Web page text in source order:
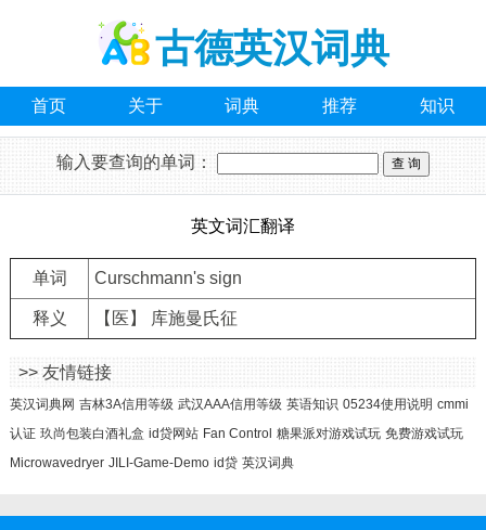
古德英汉词典
首页 关于 词典 推荐 知识
输入要查询的单词：
英文词汇翻译
单词 Curschmann's sign
释义 【医】 库施曼氏征
>> 友情链接
英汉词典网 吉林3A信用等级 武汉AAA信用等级 英语知识 05234使用说明 cmmi
认证 玖尚包装白酒礼盒 id贷网站 Fan Control 糖果派对游戏试玩 免费游戏试玩
Microwavedryer JILI-Game-Demo id贷 英汉词典